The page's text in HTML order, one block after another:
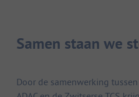
Samen staan we
Door de samenwerking